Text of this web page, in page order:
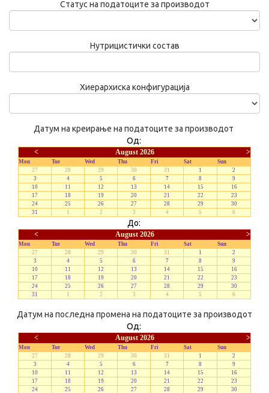
Статус на податоците за производот
Нутрицистички состав
Хиерархиска конфигурација
Датум на креирање на податоците за производот
Од:
< August 2026 >
Mon Tue Wed Thu Fri Sat
Sun
27
28 29 30 31 1
2
3
4 5 6 7 8
9
10
11 12 13 14 15
16
17
18 19 20 21 22
23
24
25 26 27 28 29
30
31
1 2 3 4 5 6
До:
< August 2026 >
Mon Tue Wed Thu Fri Sat
Sun
27
28 29 30 31 1
2
3
4 5 6 7 8
9
10
11 12 13 14 15
16
17
18 19 20 21 22
23
24
25 26 27 28 29
30
31
1 2 3 4 5 6
Датум на последна промена на податоците за производот
Од:
< August 2026 >
Mon Tue Wed Thu Fri Sat
Sun
27
28 29 30 31 1
2
3
4 5 6 7 8
9
10
11 12 13 14 15
16
17
18 19 20 21 22
23
24
25 26 27 28 29
30